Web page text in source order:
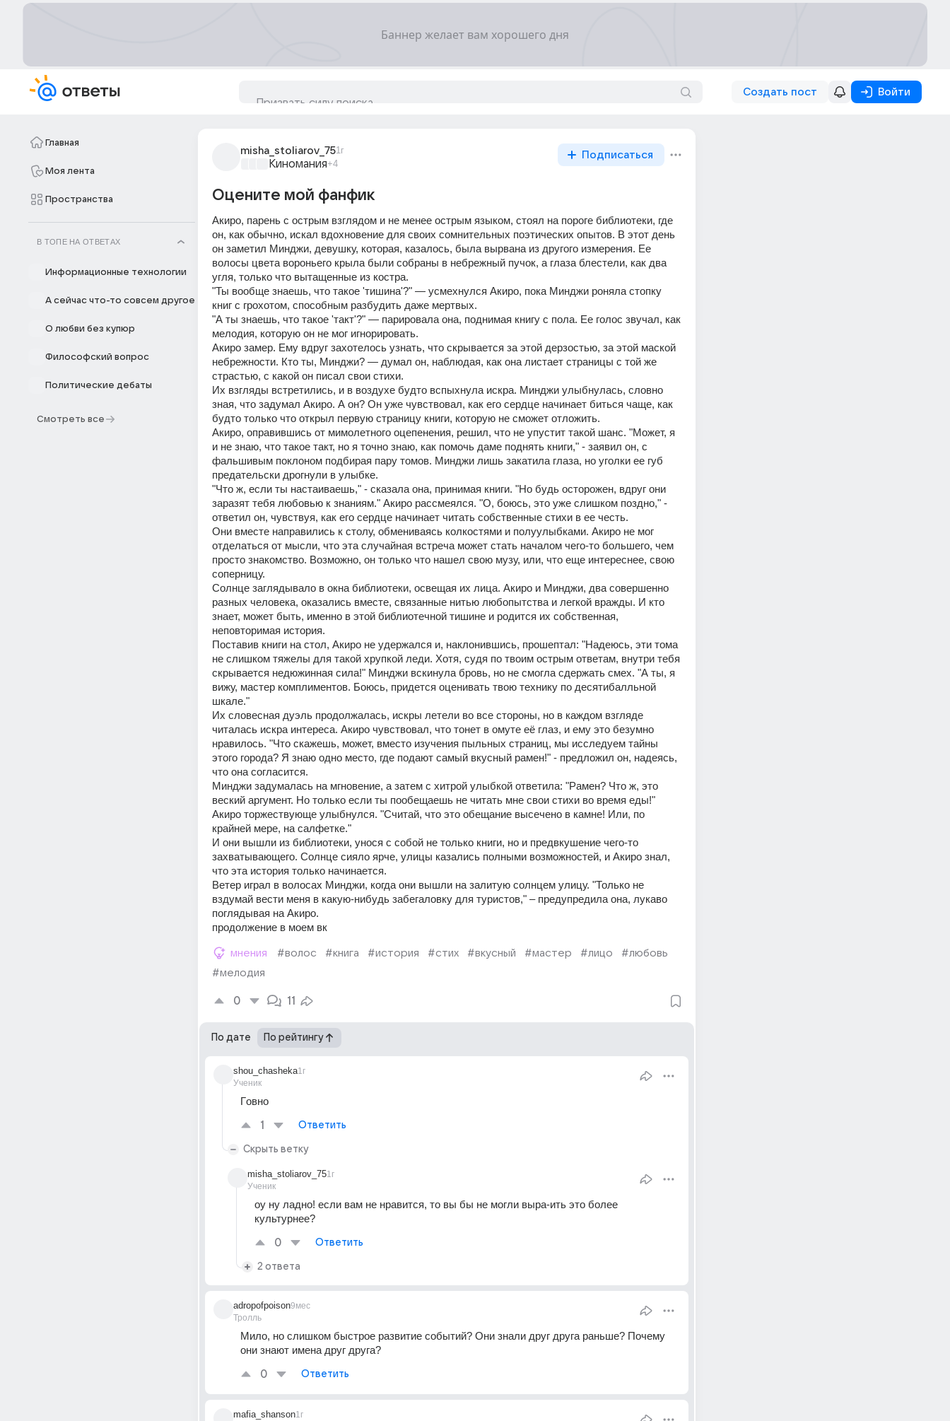
Создать пост Войти
Главная
Моя лента
Пространства
В ТОПЕ НА ОТВЕТАХ
Информационные технологии
А сейчас что-то совсем другое
О любви без купюр
Философский вопрос
Политические дебаты
Смотреть все
misha_stoliarov_751г
Киномания+4
Подписаться
Оцените мой фанфик
Акиро, парень с острым взглядом и не менее острым языком, стоял на пороге библиотеки, где
он, как обычно, искал вдохновение для своих сомнительных поэтических опытов. В этот день
он заметил Минджи, девушку, которая, казалось, была вырвана из другого измерения. Ее
волосы цвета вороньего крыла были собраны в небрежный пучок, а глаза блестели, как два
угля, только что вытащенные из костра.
"Ты вообще знаешь, что такое 'тишина'?" — усмехнулся Акиро, пока Минджи роняла стопку
книг с грохотом, способным разбудить даже мертвых.
"А ты знаешь, что такое 'такт'?" — парировала она, поднимая книгу с пола. Ее голос звучал, как
мелодия, которую он не мог игнорировать.
Акиро замер. Ему вдруг захотелось узнать, что скрывается за этой дерзостью, за этой маской
небрежности. Кто ты, Минджи? — думал он, наблюдая, как она листает страницы с той же
страстью, с какой он писал свои стихи.
Их взгляды встретились, и в воздухе будто вспыхнула искра. Минджи улыбнулась, словно
зная, что задумал Акиро. А он? Он уже чувствовал, как его сердце начинает биться чаще, как
будто только что открыл первую страницу книги, которую не сможет отложить.
Акиро, оправившись от мимолетного оцепенения, решил, что не упустит такой шанс. "Может, я
и не знаю, что такое такт, но я точно знаю, как помочь даме поднять книги," - заявил он, с
фальшивым поклоном подбирая пару томов. Минджи лишь закатила глаза, но уголки ее губ
предательски дрогнули в улыбке.
"Что ж, если ты настаиваешь," - сказала она, принимая книги. "Но будь осторожен, вдруг они
заразят тебя любовью к знаниям." Акиро рассмеялся. "О, боюсь, это уже слишком поздно," -
ответил он, чувствуя, как его сердце начинает читать собственные стихи в ее честь.
Они вместе направились к столу, обмениваясь колкостями и полуулыбками. Акиро не мог
отделаться от мысли, что эта случайная встреча может стать началом чего-то большего, чем
просто знакомство. Возможно, он только что нашел свою музу, или, что еще интереснее, свою
соперницу.
Солнце заглядывало в окна библиотеки, освещая их лица. Акиро и Минджи, два совершенно
разных человека, оказались вместе, связанные нитью любопытства и легкой вражды. И кто
знает, может быть, именно в этой библиотечной тишине и родится их собственная,
неповторимая история.
Поставив книги на стол, Акиро не удержался и, наклонившись, прошептал: "Надеюсь, эти тома
не слишком тяжелы для такой хрупкой леди. Хотя, судя по твоим острым ответам, внутри тебя
скрывается недюжинная сила!" Минджи вскинула бровь, но не смогла сдержать смех. "А ты, я
вижу, мастер комплиментов. Боюсь, придется оценивать твою технику по десятибалльной
шкале."
Их словесная дуэль продолжалась, искры летели во все стороны, но в каждом взгляде
читалась искра интереса. Акиро чувствовал, что тонет в омуте её глаз, и ему это безумно
нравилось. "Что скажешь, может, вместо изучения пыльных страниц, мы исследуем тайны
этого города? Я знаю одно место, где подают самый вкусный рамен!" - предложил он, надеясь,
что она согласится.
Минджи задумалась на мгновение, а затем с хитрой улыбкой ответила: "Рамен? Что ж, это
веский аргумент. Но только если ты пообещаешь не читать мне свои стихи во время еды!"
Акиро торжествующе улыбнулся. "Считай, что это обещание высечено в камне! Или, по
крайней мере, на салфетке."
И они вышли из библиотеки, унося с собой не только книги, но и предвкушение чего-то
захватывающего. Солнце сияло ярче, улицы казались полными возможностей, и Акиро знал,
что эта история только начинается.
Ветер играл в волосах Минджи, когда они вышли на залитую солнцем улицу. "Только не
вздумай вести меня в какую-нибудь забегаловку для туристов," – предупредила она, лукаво
поглядывая на Акиро.
продолжение в моем вк
мнения #волос #книга #история #стих #вкусный #мастер #лицо
#любовь
#мелодия
0 11
По дате По рейтингу
shou_chasheka
Ученик
1г
Гoвнo
1 Ответить
Скрыть ветку
misha_stoliarov_75
Ученик
1г
оу ну ладно! если вам не нравится, то вы бы не могли выра-ить это более
культурнее?
0 Ответить
2 ответа
adropofpoison
Тролль
9мес
Мило, но слишком быстрое развитие событий? Они знали друг друга раньше? Почему
они знают имена друг друга?
0 Ответить
mafia_shanson1г